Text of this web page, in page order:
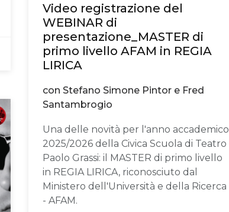
Video registrazione del
WEBINAR di
presentazione_MASTER di
primo livello AFAM in REGIA
LIRICA
con Stefano Simone Pintor e Fred
Santambrogio
Una delle novità per l'anno accademico
2025/2026 della Civica Scuola di Teatro
Paolo Grassi: il MASTER di primo livello
in REGIA LIRICA, riconosciuto dal
Ministero dell'Università e della Ricerca
- AFAM.